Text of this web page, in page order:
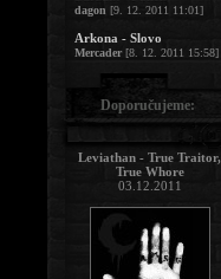
dagon [9. 12. 2011 11:01]
Arkona - Slovo
Mercader[8. 12. 2011 15:58]
Doporučujeme:
Leviathan - True Traitor,
True Whore
03.12.2011